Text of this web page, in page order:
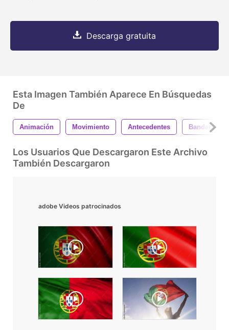
Descarga gratuita
Esta Imagen También Aparece En Búsquedas
De
Animación Movimiento Antecedentes Bandera
Los Usuarios Que Descargaron Este Archivo
También Descargaron
adobe Videos patrocinados